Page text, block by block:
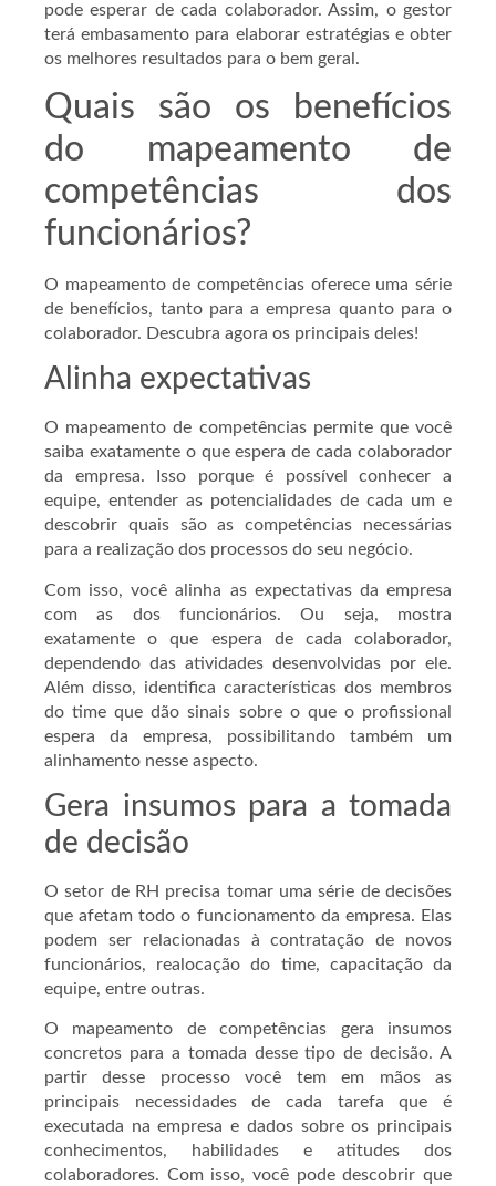
pode esperar de cada colaborador. Assim, o gestor
terá embasamento para elaborar estratégias e obter
os melhores resultados para o bem geral.
Quais são os benefícios
do mapeamento de
competências dos
funcionários?
O mapeamento de competências oferece uma série
de benefícios, tanto para a empresa quanto para o
colaborador. Descubra agora os principais deles!
Alinha expectativas
O mapeamento de competências permite que você
saiba exatamente o que espera de cada colaborador
da empresa. Isso porque é possível conhecer a
equipe, entender as potencialidades de cada um e
descobrir quais são as competências necessárias
para a realização dos processos do seu negócio.
Com isso, você alinha as expectativas da empresa
com as dos funcionários. Ou seja, mostra
exatamente o que espera de cada colaborador,
dependendo das atividades desenvolvidas por ele.
Além disso, identifica características dos membros
do time que dão sinais sobre o que o profissional
espera da empresa, possibilitando também um
alinhamento nesse aspecto.
Gera insumos para a tomada
de decisão
O setor de RH precisa tomar uma série de decisões
que afetam todo o funcionamento da empresa. Elas
podem ser relacionadas à contratação de novos
funcionários, realocação do time, capacitação da
equipe, entre outras.
O mapeamento de competências gera insumos
concretos para a tomada desse tipo de decisão. A
partir desse processo você tem em mãos as
principais necessidades de cada tarefa que é
executada na empresa e dados sobre os principais
conhecimentos, habilidades e atitudes dos
colaboradores. Com isso, você pode descobrir que